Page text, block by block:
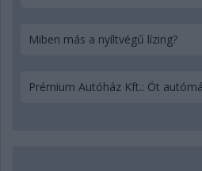
Miben más a nyíltvégű lízing?
Prémium Autóház Kft.: Öt